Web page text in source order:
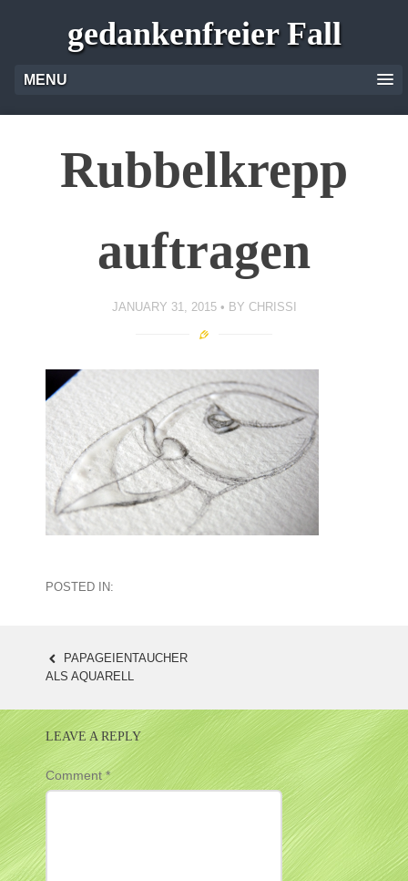
gedankenfreier Fall
MENU
Rubbelkrepp
auftragen
JANUARY 31, 2015 BY CHRISSI
POSTED IN:
POST
NAVIGATION
PAPAGEIENTAUCHER
ALS AQUARELL
LEAVE A REPLY
Comment *